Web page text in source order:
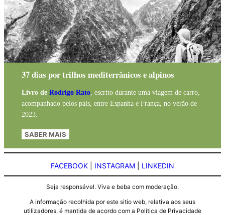
37 dias por trilhos mediterrânicos e alpinos
Livro de Rodrigo Rato, escrito durante uma viagem de carro,
acompanhado pelos pais, entre Espanha e França, no verão de
2023.
SABER MAIS
FACEBOOK INSTAGRAM LINKEDIN
Seja responsável. Viva e beba com moderação.
A informação recolhida por este sitio web, relativa aos seus
utilizadores, é mantida de acordo com a Política de Privacidade